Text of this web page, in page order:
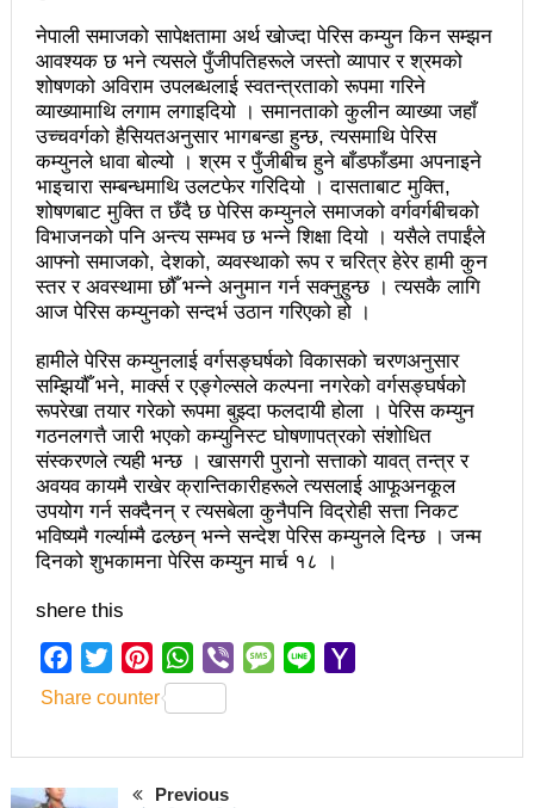
कीर्तिपुरलाई नेपालकै नमूना नगर बनाउने मेरो योजना छ-
प्रा.डा.शिवशरण महर्जन, मेयरका उम्मेदवार, कीर्तिपुर नगरपालिका
उपनिर्वाचन: ३१ जनाको उम्मेदवारी फिर्ता, रुकुमपूर्वमा काँग्रेस
एमाले गठबन्धनका उम्मेदवारको समर्थन माओवादीलाई
आज उम्मेदवारको अन्तिम नामावली प्रकाशन हुँदै
संस्थागत क्षमता मुल्याङ्ककनमा ककनी गाउँपालिका जिल्लामै
उत्कृष्ट
संविधानसभाबाट संविधान बनाउने मुद्दा जनयुद्धको मुख्य मुद्दा होः
प्रचण्ड
बोगटीको स्मृतिमा रक्तदान कार्यक्रम
पब्लिक स्पिच नेपालको विजेता बने दैलेखका दिल बहादुर
संविधानको रक्षा र कार्यान्वयनमा जनताको खबरदारी आवश्यकः
प्रचण्ड
माओवादीमा जनपरिचालनका कार्यक्रमको तयारीः तीन
आयोगको बैठक सकियो
वृत्तचित्र फिल्म ‘गर्ल्स रिराइटिङ डेस्टिनी’ को विशेष प्रदर्शनी
दुईपिपलमा बुधबार रोपाइ जात्राः कलाकारको व्यवस्थापनमा
जनप्रतिनिधि
नेपाली समाजको सापेक्षतामा अर्थ खोज्दा पेरिस कम्युन किन सम्झन
आवश्यक छ भने त्यसले पुँजीपतिहरूले जस्तो व्यापार र श्रमको
शोषणको अविराम उपलब्धलाई स्वतन्त्रताको रूपमा गरिने
व्याख्यामाथि लगाम लगाइदियो । समानताको कुलीन व्याख्या जहाँ
उच्चवर्गको हैसियतअनुसार भागबन्डा हुन्छ, त्यसमाथि पेरिस
कम्युनले धावा बोल्यो । श्रम र पुँजीबीच हुने बाँडफाँडमा अपनाइने
भाइचारा सम्बन्धमाथि उलटफेर गरिदियो । दासताबाट मुक्ति,
शोषणबाट मुक्ति त छँदै छ पेरिस कम्युनले समाजको वर्गवर्गबीचको
विभाजनको पनि अन्त्य सम्भव छ भन्ने शिक्षा दियो । यसैले तपाईंले
आफ्नो समाजको, देशको, व्यवस्थाको रूप र चरित्र हेरेर हामी कुन
स्तर र अवस्थामा छौँ भन्ने अनुमान गर्न सक्नुहुन्छ । त्यसकै लागि
आज पेरिस कम्युनको सन्दर्भ उठान गरिएको हो ।
हामीले पेरिस कम्युनलाई वर्गसङ्घर्षको विकासको चरणअनुसार
सम्झियौँ भने, मार्क्स र एङ्गेल्सले कल्पना नगरेको वर्गसङ्घर्षको
रूपरेखा तयार गरेको रूपमा बुझ्दा फलदायी होला । पेरिस कम्युन
गठनलगत्तै जारी भएको कम्युनिस्ट घोषणापत्रको संशोधित
संस्करणले त्यही भन्छ । खासगरी पुरानो सत्ताको यावत् तन्त्र र
अवयव कायमै राखेर क्रान्तिकारीहरूले त्यसलाई आफूअनकूल
उपयोग गर्न सक्दैनन् र त्यसबेला कुनैपनि विद्रोही सत्ता निकट
भविष्यमै गर्ल्याम्मै ढल्छन् भन्ने सन्देश पेरिस कम्युनले दिन्छ । जन्म
दिनको शुभकामना पेरिस कम्युन मार्च १८ ।
shere this
Facebook
TwitterPinterestWhatsApp
Viber Message
Line
Share counter
Previous